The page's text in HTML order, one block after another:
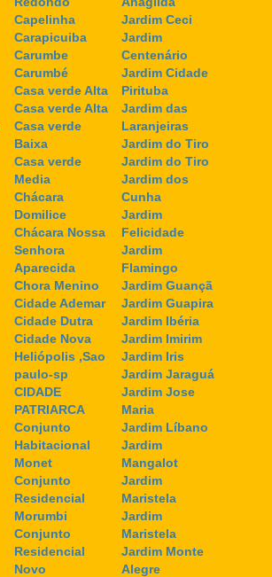
Capelinha
Carapicuiba
Carumbe
Carumbé
Casa verde Alta
Casa verde Alta
Casa verde
Baixa
Casa verde
Media
Chácara
Domilice
Chácara Nossa
Senhora
Aparecida
Chora Menino
Cidade Ademar
Cidade Dutra
Cidade Nova
Heliópolis ,Sao
paulo-sp
CIDADE
PATRIARCA
Conjunto
Habitacional
Monet
Conjunto
Residencial
Morumbi
Conjunto
Residencial
Novo
Jardim Ceci
Jardim
Centenário
Jardim Cidade
Pirituba
Jardim das
Laranjeiras
Jardim do Tiro
Jardim do Tiro
Jardim dos
Cunha
Jardim
Felicidade
Jardim
Flamingo
Jardim Guançã
Jardim Guapira
Jardim Ibéria
Jardim Imirim
Jardim Iris
Jardim Jaraguá
Jardim Jose
Maria
Jardim Líbano
Jardim
Mangalot
Jardim
Maristela
Jardim
Maristela
Jardim Monte
Alegre